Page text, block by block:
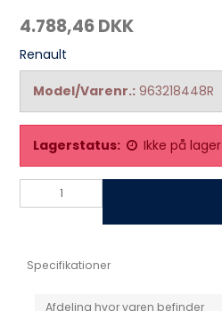
4.788,46 DKK
Renault
Model/Varenr.: 963218448R
Lagerstatus: Ikke på lager
Specifikationer
Afdeling hvor varen befinder